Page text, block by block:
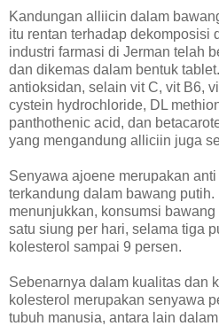
Kandungan alliicin dalam
itu rentan terhadap dekomposisi
industri farmasi di Jerman telah
dan dikemas dalam bentuk
antioksidan, selain vit C, vit B6,
cystein hydrochloride, DL
panthothenic acid, dan
yang mengandung alliciin juga
Senyawa ajoene merupakan
terkandung dalam bawang
menunjukkan, konsumsi
satu siung per hari, selama tiga
kolesterol sampai 9 persen.
Sebenarnya dalam kualitas dan
kolesterol merupakan senyawa
tubuh manusia, antara lain